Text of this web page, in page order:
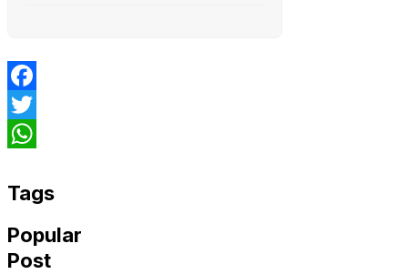
Facebook
Twitter
Tags
Popular
Post